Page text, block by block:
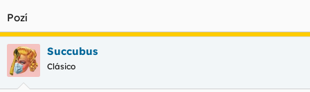
Pozí
Succubus
Clásico